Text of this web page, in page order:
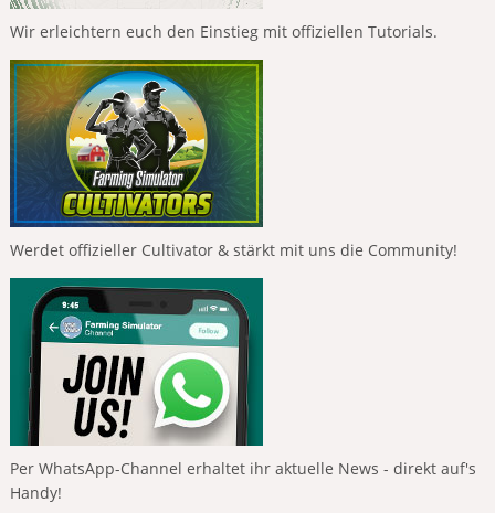
Wir erleichtern euch den Einstieg mit offiziellen Tutorials.
Werdet offizieller Cultivator & stärkt mit uns die Community!
Per WhatsApp-Channel erhaltet ihr aktuelle News - direkt auf's
Handy!